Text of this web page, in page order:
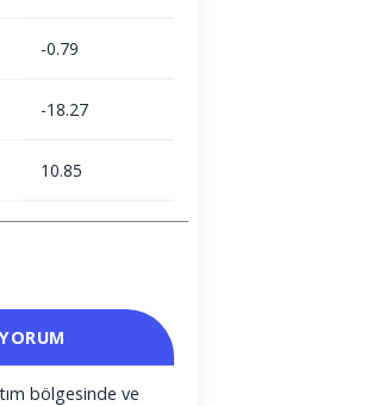
-0.79
-18.27
10.85
bölgesinde ve